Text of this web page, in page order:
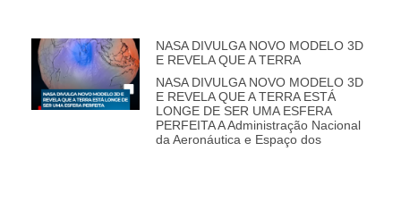
NASA DIVULGA NOVO MODELO 3D
E REVELA QUE A TERRA
NASA DIVULGA NOVO MODELO 3D
E REVELA QUE A TERRA ESTÁ
LONGE DE SER UMA ESFERA
PERFEITA A Administração Nacional
da Aeronáutica e Espaço dos